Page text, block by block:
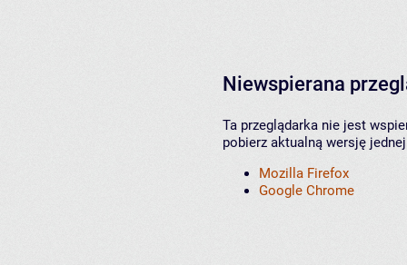
Niewspierana
Ta przeglądarka nie jest
pobierz aktualną wersję
Mozilla Firefox
Google Chrome